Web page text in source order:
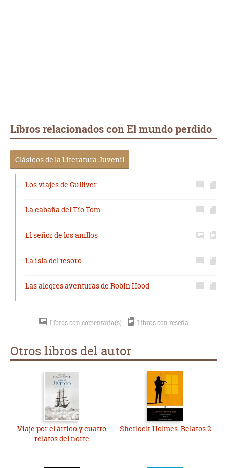
Libros relacionados con El mundo perdido
Clásicos de la Literatura Juvenil
Los viajes de Gulliver
La cabaña del Tío Tom
El señor de los anillos
La isla del tesoro
Las alegres aventuras de Robin Hood
Libros con comentario(s) Libros con reseña
Otros libros del autor
Viaje por el ártico y cuatro
relatos del norte
Sherlock Holmes. Relatos 2